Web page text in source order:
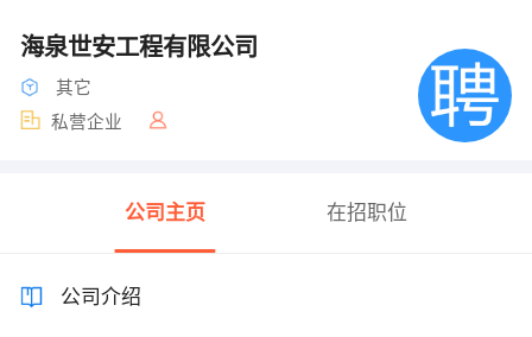
海泉世安工程有限公司
其它
私营企业
公司主页 在招职位
公司介绍